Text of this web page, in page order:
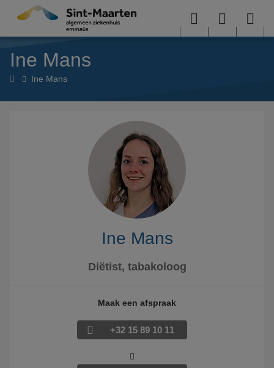
Overslaan en naar de inhoud gaan
Menu User
Ine Mans
HomeIne Mans
Ine Mans
Diëtist, tabakoloog
Maak een afspraak
+32 15 89 10 11